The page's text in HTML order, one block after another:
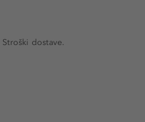
dostave.